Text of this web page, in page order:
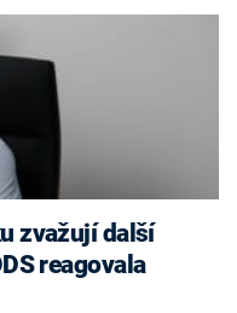
reagovala